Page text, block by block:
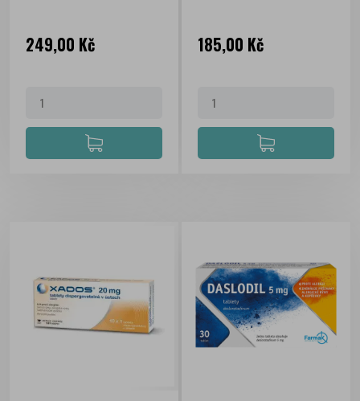
Cena
249,00 Kč Cena
185,00 Kč